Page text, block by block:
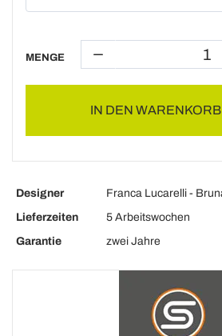
MENGE
IN DEN
Designer
Franca Lucarelli -
Lieferzeiten
5 Arbeitswochen
Garantie
zwei Jahre